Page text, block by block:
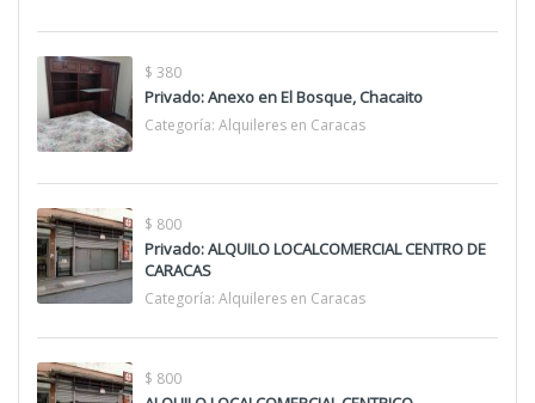
$ 380
Privado: Anexo en El Bosque, Chacaito
Categoría: Alquileres en Caracas
$ 800
Privado: ALQUILO LOCALCOMERCIAL CENTRO DE
CARACAS
Categoría: Alquileres en Caracas
$ 800